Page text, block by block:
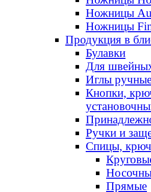
Ножницы
Ножницы
Продукция в
Булавки
Для
Иглы
Кнопки,
Ручки и
Спицы,
Прямые